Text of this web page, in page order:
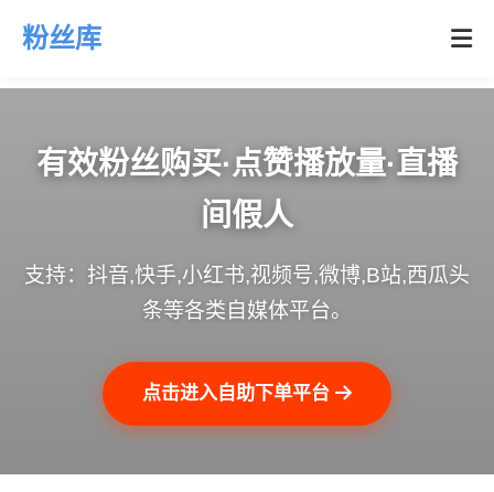
粉丝库
有效粉丝购买·点赞播放量·直播
间假人
支持：抖音,快手,小红书,视频号,微博,B站,西瓜头
条等各类自媒体平台。
点击进入自助下单平台